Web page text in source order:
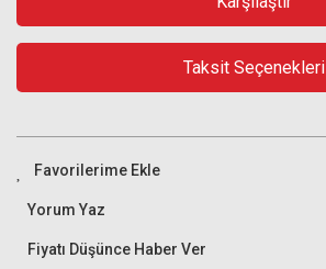
Taksit Seçenekleri
Yorum Yaz
Fiyatı Düşünce Haber Ver